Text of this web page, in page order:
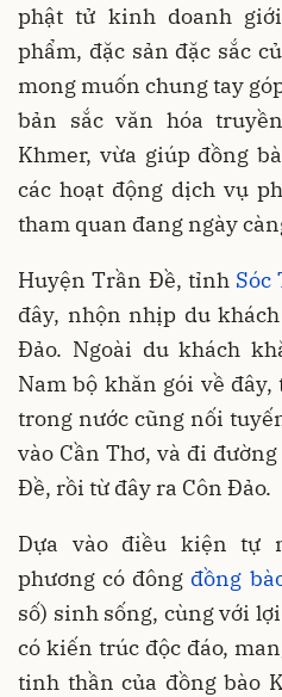
phật tử kinh doanh
phẩm, đặc sản đặc sắc
mong muốn chung tay
bản sắc văn hóa
Khmer, vừa giúp đồng
các hoạt động dịch vụ
tham quan đang ngày
Huyện Trần Đề, tỉnh Sóc
đây, nhộn nhịp du
Đảo. Ngoài du khách
Nam bộ khăn gói về
trong nước cũng nối
vào Cần Thơ, và đi
Đề, rồi từ đây ra Côn Đảo.
Dựa vào điều kiện tự
phương có đông đồng
số) sinh sống, cùng với
có kiến trúc độc đáo,
tinh thần của đồng bào